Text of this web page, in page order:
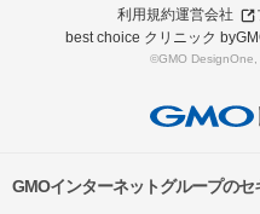
利用規約運営会社
best choice クリニック
©GMO DesignOne,
GMOインターネットグループの